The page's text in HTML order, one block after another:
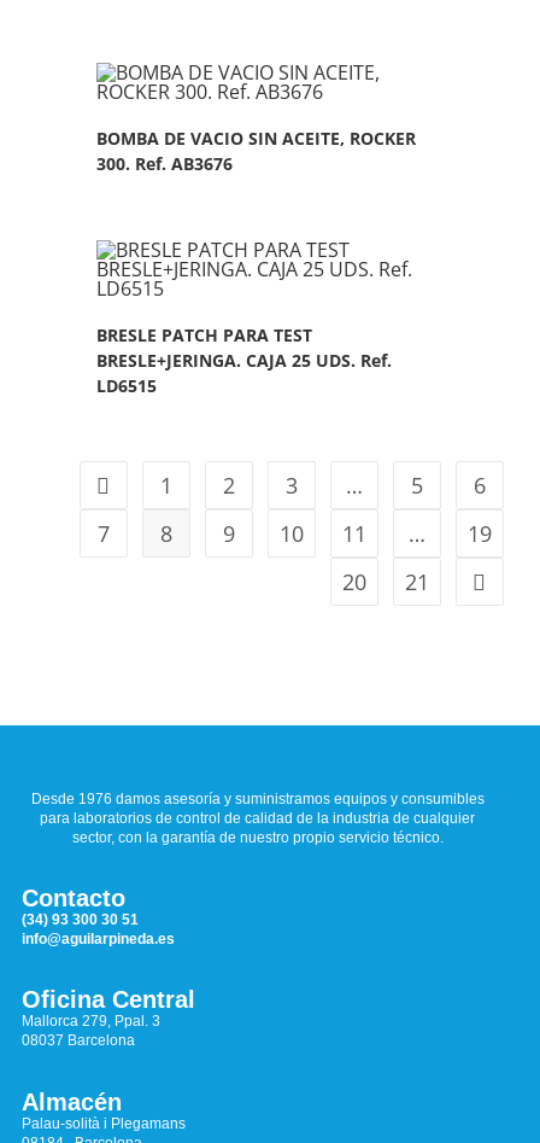
BOMBA DE VACIO SIN ACEITE, ROCKER
300. Ref. AB3676
BRESLE PATCH PARA TEST
BRESLE+JERINGA. CAJA 25 UDS. Ref.
LD6515
1 2 3 … 5
6
7
8 9 10 11 …
19
20
21
Desde 1976 damos asesoría y suministramos equipos y consumibles
para laboratorios de control de calidad de la industria de cualquier
sector, con la garantía de nuestro propio servicio técnico.
Contacto
(34) 93 300 30 51
info@aguilarpineda.es
Oficina Central
Mallorca 279, Ppal. 3
08037 Barcelona
Almacén
Palau-solità i Plegamans